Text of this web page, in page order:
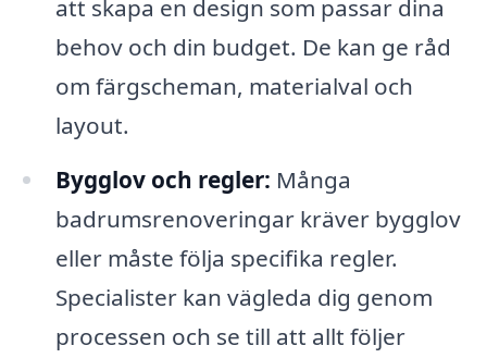
att skapa en design som passar dina
behov och din budget. De kan ge råd
om färgscheman, materialval och
layout.
Bygglov och regler: Många
badrumsrenoveringar kräver bygglov
eller måste följa specifika regler.
Specialister kan vägleda dig genom
processen och se till att allt följer